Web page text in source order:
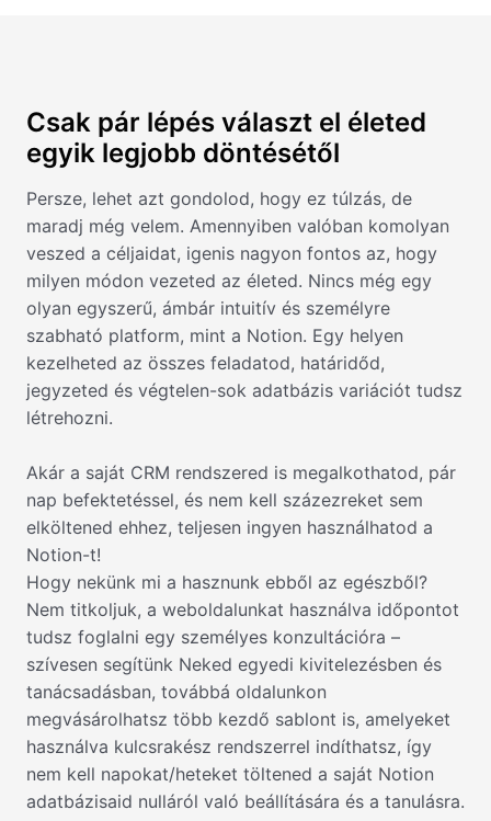
Csak pár lépés választ el életed
egyik legjobb döntésétől
Persze, lehet azt gondolod, hogy ez túlzás, de
maradj még velem. Amennyiben valóban komolyan
veszed a céljaidat, igenis nagyon fontos az, hogy
milyen módon vezeted az életed. Nincs még egy
olyan egyszerű, ámbár intuitív és személyre
szabható platform, mint a Notion. Egy helyen
kezelheted az összes feladatod, határidőd,
jegyzeted és végtelen-sok adatbázis variációt tudsz
létrehozni.
Akár a saját CRM rendszered is megalkothatod, pár
nap befektetéssel, és nem kell százezreket sem
elköltened ehhez, teljesen ingyen használhatod a
Notion-t!
Hogy nekünk mi a hasznunk ebből az egészből?
Nem titkoljuk, a weboldalunkat használva időpontot
tudsz foglalni egy személyes konzultációra –
szívesen segítünk Neked egyedi kivitelezésben és
tanácsadásban, továbbá oldalunkon
megvásárolhatsz több kezdő sablont is, amelyeket
használva kulcsrakész rendszerrel indíthatsz, így
nem kell napokat/heteket töltened a saját Notion
adatbázisaid nulláról való beállítására és a tanulásra.